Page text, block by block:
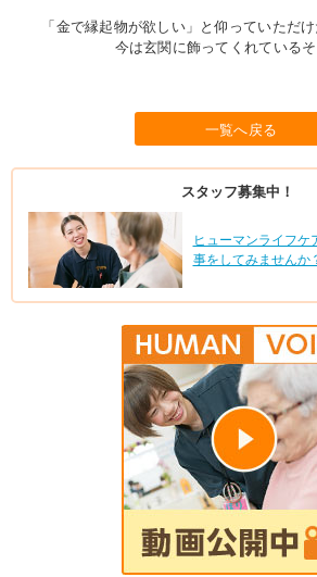
「金で縁起物が欲しい」と仰っていただ
今は玄関に飾ってくれている
一覧へ戻る
スタッフ募集中！
ヒューマンライフケ
事をしてみませんか